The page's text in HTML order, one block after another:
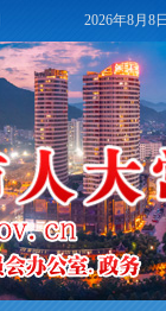
2026年8月8